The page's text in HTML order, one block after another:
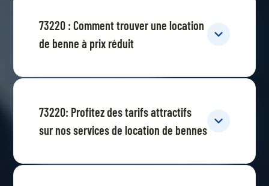
73220 : Comment trouver une location
de benne à prix réduit
73220: Profitez des tarifs attractifs
sur nos services de location de bennes